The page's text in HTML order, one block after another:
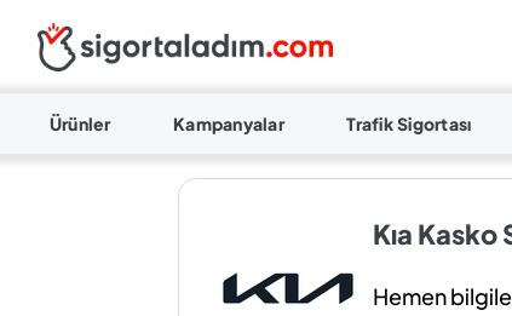
Ürünler Kampanyalar Trafik Sigortası
Kıa Kasko
Hemen